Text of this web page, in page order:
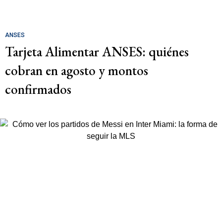
ANSES
Tarjeta Alimentar ANSES: quiénes
cobran en agosto y montos
confirmados